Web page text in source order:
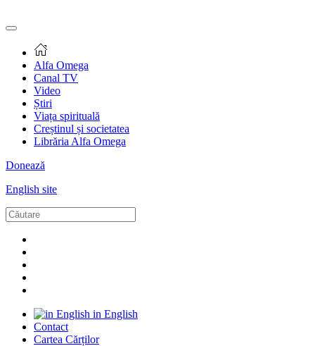
Alfa Omega
Canal TV
Video
Știri
Viața spirituală
Creștinul și societatea
Librăria Alfa Omega
Donează
English site
in English
Contact
Cartea Cărților